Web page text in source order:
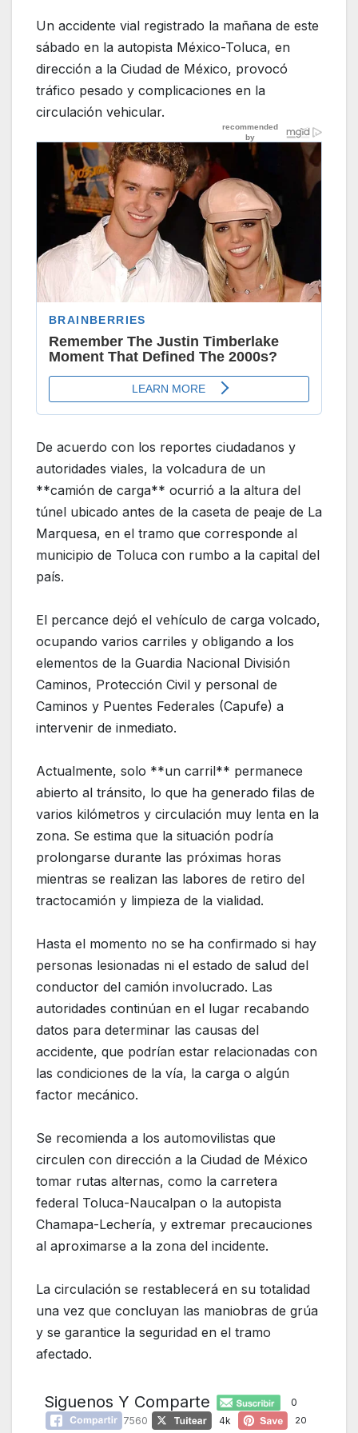
Un accidente vial registrado la mañana de este
sábado en la autopista México-Toluca, en
dirección a la Ciudad de México, provocó
tráfico pesado y complicaciones en la
circulación vehicular.
De acuerdo con los reportes ciudadanos y
autoridades viales, la volcadura de un
**camión de carga** ocurrió a la altura del
túnel ubicado antes de la caseta de peaje de La
Marquesa, en el tramo que corresponde al
municipio de Toluca con rumbo a la capital del
país.
El percance dejó el vehículo de carga volcado,
ocupando varios carriles y obligando a los
elementos de la Guardia Nacional División
Caminos, Protección Civil y personal de
Caminos y Puentes Federales (Capufe) a
intervenir de inmediato.
Actualmente, solo **un carril** permanece
abierto al tránsito, lo que ha generado filas de
varios kilómetros y circulación muy lenta en la
zona. Se estima que la situación podría
prolongarse durante las próximas horas
mientras se realizan las labores de retiro del
tractocamión y limpieza de la vialidad.
Hasta el momento no se ha confirmado si hay
personas lesionadas ni el estado de salud del
conductor del camión involucrado. Las
autoridades continúan en el lugar recabando
datos para determinar las causas del
accidente, que podrían estar relacionadas con
las condiciones de la vía, la carga o algún
factor mecánico.
Se recomienda a los automovilistas que
circulen con dirección a la Ciudad de México
tomar rutas alternas, como la carretera
federal Toluca-Naucalpan o la autopista
Chamapa-Lechería, y extremar precauciones
al aproximarse a la zona del incidente.
La circulación se restablecerá en su totalidad
una vez que concluyan las maniobras de grúa
y se garantice la seguridad en el tramo
afectado.
Siguenos Y Comparte
0
7560
4k 20